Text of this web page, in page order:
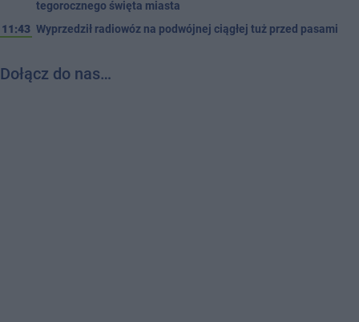
tegorocznego święta miasta
11:43 Wyprzedził radiowóz na podwójnej ciągłej tuż przed pasami
Dołącz do nas…